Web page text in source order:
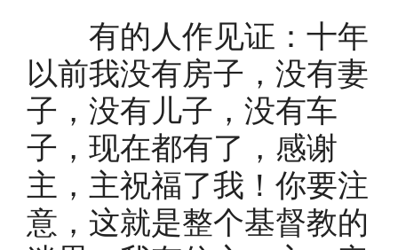
有的人作见证：十年
以前我没有房子，没有妻
子，没有儿子，没有车
子，现在都有了，感谢
主，主祝福了我！你要注
意，这就是整个基督教的